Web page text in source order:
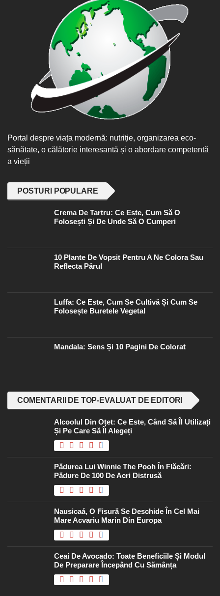
Portal despre viața modernă: nutriție, organizarea eco-
sănătate, o călătorie interesantă și o abordare competentă
a vieții
POSTURI POPULARE
Crema De Tartru: Ce Este, Cum Să O
Folosești Și De Unde Să O Cumperi
10 Plante De Vopsit Pentru A Ne Colora Sau
Reflecta Părul
Luffa: Ce Este, Cum Se Cultivă Și Cum Se
Folosește Buretele Vegetal
Mandala: Sens Și 10 Pagini De Colorat
COMENTARII DE TOP-EVALUAT DE EDITORI
Alcoolul Din Oțet: Ce Este, Când Să Îl Utilizați
Și Pe Care Să Îl Alegeți
Pădurea Lui Winnie The Pooh În Flăcări:
Pădure De 100 De Acri Distrusă
Nausicaá, O Fisură Se Deschide În Cel Mai
Mare Acvariu Marin Din Europa
Ceai De Avocado: Toate Beneficiile Și Modul
De Preparare Începând Cu Sămânța